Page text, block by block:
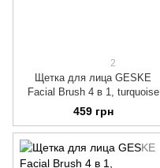
2
Щетка для лица GESKE
Facial Brush 4 в 1, turquoise
459 грн